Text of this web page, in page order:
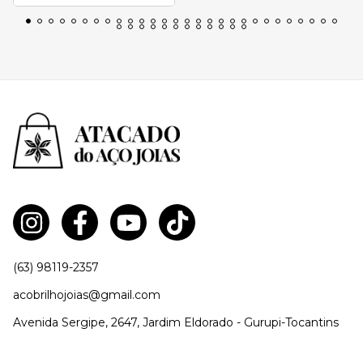
(63) 98119-2357
acobrilhojoias@gmail.com
Avenida Sergipe, 2647, Jardim Eldorado - Gurupi-Tocantins